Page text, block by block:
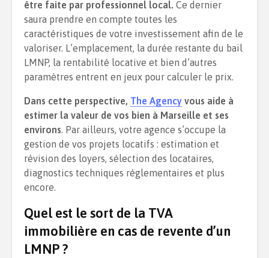
être faite par professionnel local. Ce dernier
saura prendre en compte toutes les
caractéristiques de votre investissement afin de le
valoriser. L’emplacement, la durée restante du bail
LMNP, la rentabilité locative et bien d’autres
paramètres entrent en jeux pour calculer le prix.
Dans cette perspective, The Agency vous aide à
estimer la valeur de vos bien à Marseille et ses
environs. Par ailleurs, votre agence s’occupe la
gestion de vos projets locatifs : estimation et
révision des loyers, sélection des locataires,
diagnostics techniques réglementaires et plus
encore.
Quel est le sort de la TVA
immobilière en cas de revente d’un
LMNP ?